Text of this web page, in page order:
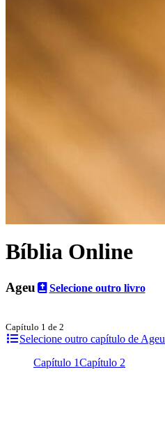
Bíblia Online
Ageu Selecione outro livro
Capítulo 1 de 2
Selecione outro capítulo de Ageu
Capítulo 1Capítulo 2